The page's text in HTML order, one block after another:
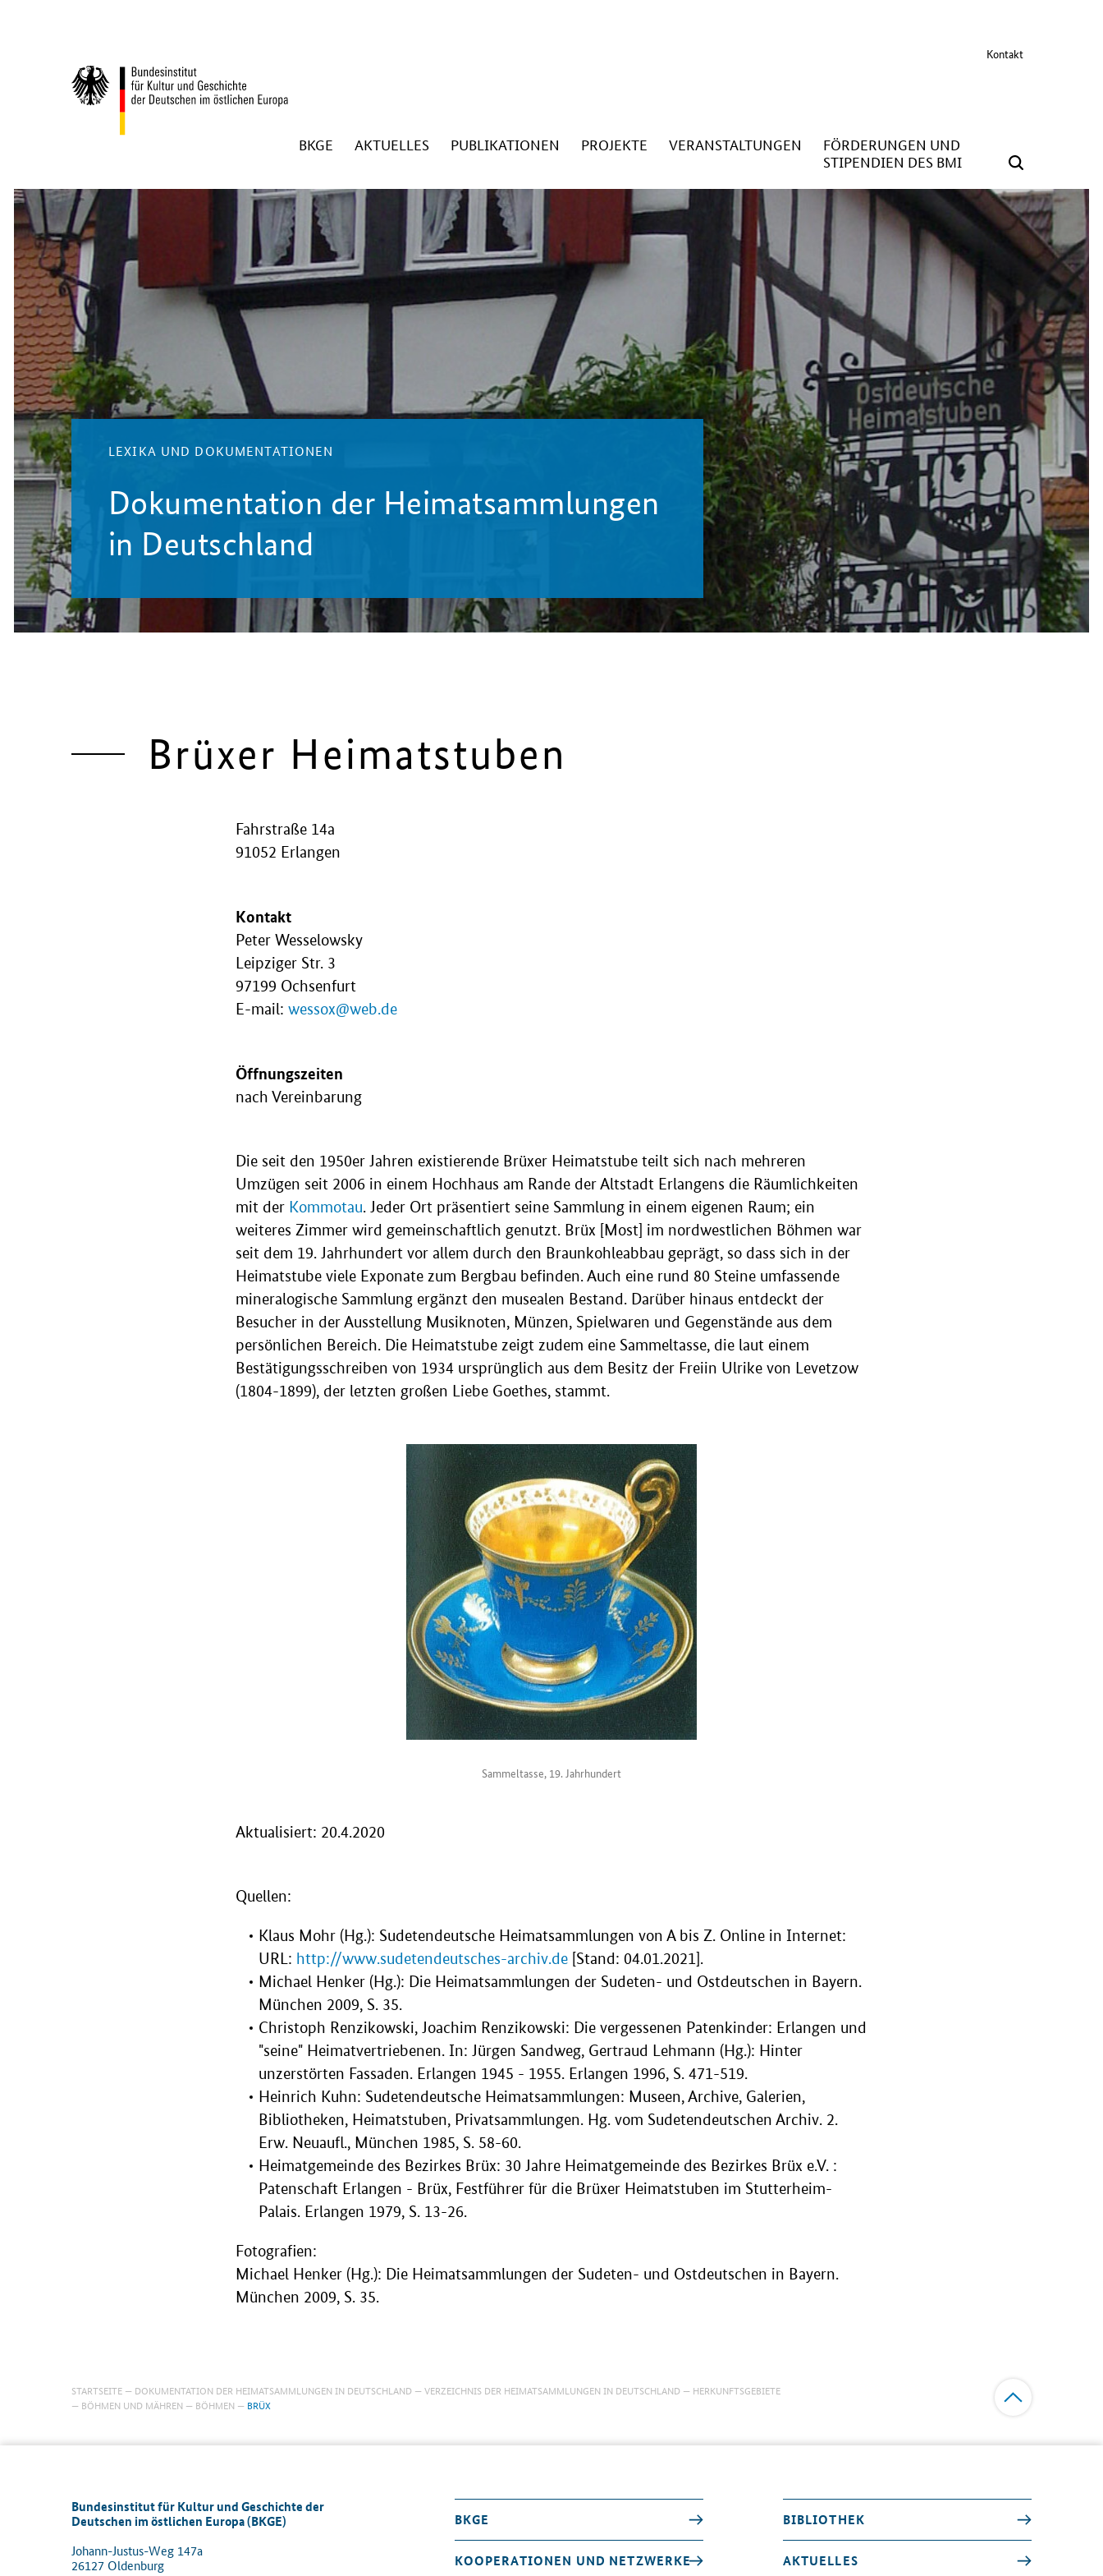
Kontakt
Zurück zur Startseite
BKGE AKTUELLES PUBLIKATIONEN PROJEKTE VERANSTALTUNGEN
FÖRDERUNGEN UND
STIPENDIEN DES BMI
LEXIKA UND DOKUMENTATIONEN
Dokumentation der Heimatsammlungen
in Deutschland
Brüxer Heimatstuben
Fahrstraße 14a
91052 Erlangen
Kontakt
Peter Wesselowsky
Leipziger Str. 3
97199 Ochsenfurt
E-mail: wessox@web.de
Öffnungszeiten
nach Vereinbarung
Die seit den 1950er Jahren existierende Brüxer Heimatstube teilt sich nach mehreren
Umzügen seit 2006 in einem Hochhaus am Rande der Altstadt Erlangens die Räumlichkeiten
mit der Kommotau. Jeder Ort präsentiert seine Sammlung in einem eigenen Raum; ein
weiteres Zimmer wird gemeinschaftlich genutzt. Brüx [Most] im nordwestlichen Böhmen war
seit dem 19. Jahrhundert vor allem durch den Braunkohleabbau geprägt, so dass sich in der
Heimatstube viele Exponate zum Bergbau befinden. Auch eine rund 80 Steine umfassende
mineralogische Sammlung ergänzt den musealen Bestand. Darüber hinaus entdeckt der
Besucher in der Ausstellung Musiknoten, Münzen, Spielwaren und Gegenstände aus dem
persönlichen Bereich. Die Heimatstube zeigt zudem eine Sammeltasse, die laut einem
Bestätigungsschreiben von 1934 ursprünglich aus dem Besitz der Freiin Ulrike von Levetzow
(1804-1899), der letzten großen Liebe Goethes, stammt.
Sammeltasse, 19. Jahrhundert
Aktualisiert: 20.4.2020
Quellen:
Klaus Mohr (Hg.): Sudetendeutsche Heimatsammlungen von A bis Z. Online in Internet:
URL: http://www.sudetendeutsches-archiv.de [Stand: 04.01.2021].
Michael Henker (Hg.): Die Heimatsammlungen der Sudeten- und Ostdeutschen in Bayern.
München 2009, S. 35.
Christoph Renzikowski, Joachim Renzikowski: Die vergessenen Patenkinder: Erlangen und
"seine" Heimatvertriebenen. In: Jürgen Sandweg, Gertraud Lehmann (Hg.): Hinter
unzerstörten Fassaden. Erlangen 1945 - 1955. Erlangen 1996, S. 471-519.
Heinrich Kuhn: Sudetendeutsche Heimatsammlungen: Museen, Archive, Galerien,
Bibliotheken, Heimatstuben, Privatsammlungen. Hg. vom Sudetendeutschen Archiv. 2.
Erw. Neuaufl., München 1985, S. 58-60.
Heimatgemeinde des Bezirkes Brüx: 30 Jahre Heimatgemeinde des Bezirkes Brüx e.V. :
Patenschaft Erlangen - Brüx, Festführer für die Brüxer Heimatstuben im Stutterheim-
Palais. Erlangen 1979, S. 13-26.
Fotografien:
Michael Henker (Hg.): Die Heimatsammlungen der Sudeten- und Ostdeutschen in Bayern.
München 2009, S. 35.
STARTSEITE DOKUMENTATION DER HEIMATSAMMLUNGEN IN DEUTSCHLAND VERZEICHNIS DER HEIMATSAMMLUNGEN IN DEUTSCHLAND
HERKUNFTSGEBIETE
BÖHMEN UND MÄHREN
BÖHMEN BRÜX
Bundesinstitut für Kultur und Geschichte der
Deutschen im östlichen Europa (BKGE)
Johann-Justus-Weg 147a
26127 Oldenburg
BKGE
KOOPERATIONEN UND NETZWERKE
BIBLIOTHEK
AKTUELLES